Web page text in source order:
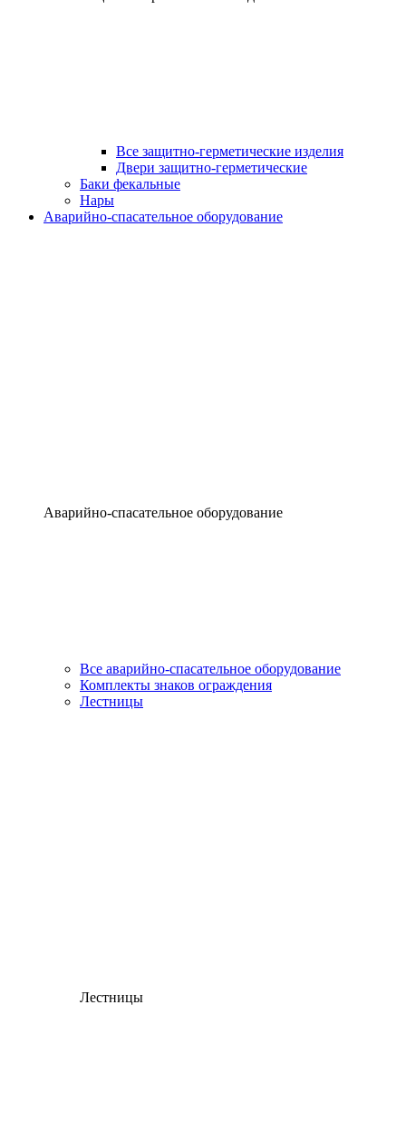
Все защитно-герметические изделия
Двери защитно-герметические
Баки фекальные
Нары
Аварийно-спасательное оборудование
Аварийно-спасательное оборудование
Все аварийно-спасательное оборудование
Комплекты знаков ограждения
Лестницы
Лестницы